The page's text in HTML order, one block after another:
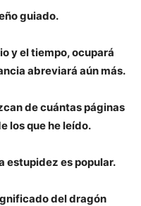
guiado.
y el tiempo, ocupará
abreviará aún más.
de cuántas páginas
los que he leído.
estupidez es popular.
del dragón